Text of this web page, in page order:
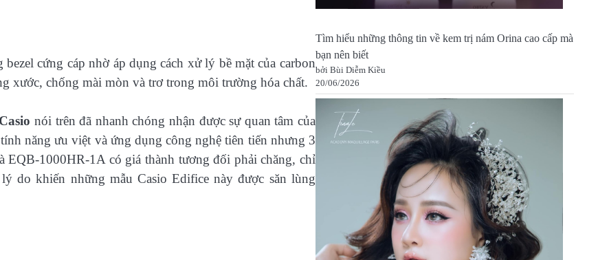
cứng cáp nhờ áp dụng cách xử lý bề mặt của carbon
xước, chống mài mòn và trơ trong môi trường hóa chất.
nói trên đã nhanh chóng nhận được sự quan tâm của
năng ưu việt và ứng dụng công nghệ tiên tiến nhưng 3
1000HR-1A có giá thành tương đối phải chăng, chỉ
do khiến những mẫu Casio Edifice này được săn lùng
Tìm hiểu những thông tin về kem trị nám Orina cao cấp mà
bạn nên biết
bởi Bùi Diễm Kiều
20/06/2026